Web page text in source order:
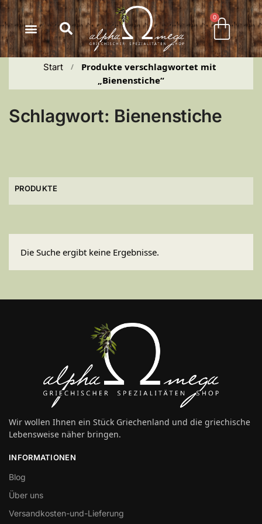
springen
0
Start /
Produkte verschlagwortet mit
„Bienenstiche“
Schlagwort: Bienenstiche
PRODUKTE
Die Suche ergibt keine Ergebnisse.
Wir wollen Ihnen ein Stück Griechenland und die griechische
Lebensweise näher bringen.
INFORMATIONEN
Blog
Über uns
Versandkosten-und-Lieferung